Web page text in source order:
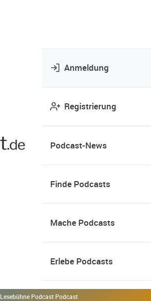
Anmeldung
Registrierung
Podcast-News
Finde Podcasts
Mache Podcasts
Erlebe Podcasts
Lesebühne Podcast Podcast